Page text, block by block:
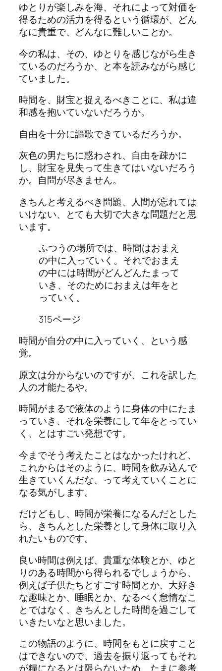
ゆとりが楽しみを海、それによって対価を
得るための活力を得るという循環が、どん
なに貴重で、どんなに難しいことか。
今の私は、その、ゆとりを感じながら生き
ているのだろうか、と本を読みながら感じ
ていました。
時間を、財宝と捉えるべきことに、私は違
和感を抱いていないだろうか。
自由を十分に謳歌できているだろうか。
灰色の男たちに惑わされ、自由を疎かに
し、財宝を見失って生きてはいないだろう
か。自問が尽きません。
きちんと考えるべき問題、人間が忘れては
いけない、とても大切で大きな問題だと思
います。
ふつうの場所では、時間はおまえ
の中に入っていく。それでおまえ
の中には時間がどんどんたまって
いき、そのためにおまえは年をと
っていく。
315ページ
時間が自分の中に入っていく、という感
覚。
原文は分からないのですが、これを訳した
人の才能たるや。
時間がまるで液体のように身体の中にたま
っていき、それを栄養にして年をとってい
く、とはすごい発想です。
今までそう考えたことはなかったけれど、
これからはそのように、時間を飲み込んで
生きていくんだな、って考えていくことに
なる気がします。
だけどもし、時間が栄養になるんだとした
ら、きちんとした栄養として身体に取り入
れたいものです。
良い時間は例えば、貴重な体験とか、ゆと
りのある時間から得られるでしょうから、
例えば子供たちとすごす時間とか、大好き
な趣味とか、睡眠とか、なるべく怠惰なこ
とではなく、きちんとした時間を過ごして
いきたいなと思いました。
この物語のように、時間をもとに戻すこと
はできないので、過去を振り返ってもそれ
が糧になるとは限らないため、たまに参考